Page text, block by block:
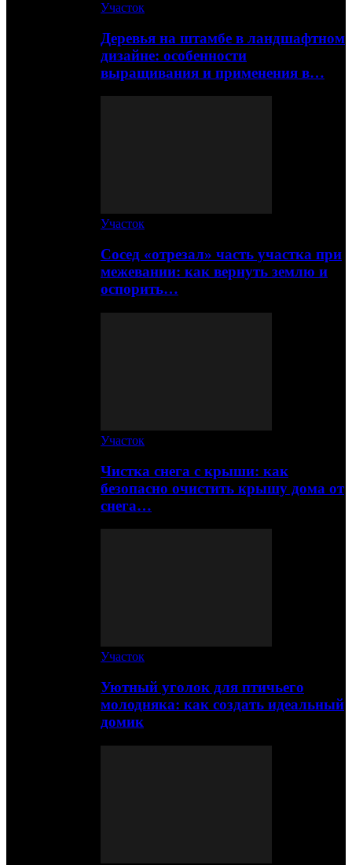
Участок
Деревья на штамбе в ландшафтном
дизайне: особенности
выращивания и применения в…
Участок
Сосед «отрезал» часть участка при
межевании: как вернуть землю и
оспорить…
Участок
Чистка снега с крыши: как
безопасно очистить крышу дома от
снега…
Участок
Уютный уголок для птичьего
молодняка: как создать идеальный
домик